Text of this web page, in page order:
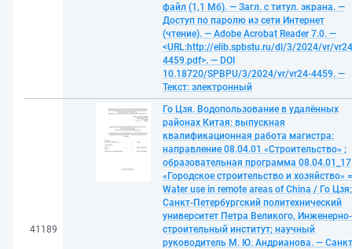
файл (1,1 Мб). — Загл. с титул. экрана. —
Доступ по паролю из сети Интернет
(чтение). — Adobe Acrobat Reader 7.0. —
<URL:http://elib.spbstu.ru/dl/3/2024/vr/
4459.pdf>. — DOI
10.18720/SPBPU/3/2024/vr/vr24-4459. —
Текст: электронный
41189
Го Цзя. Водопользование в удалённых
районах Китая: выпускная
квалификационная работа магистра:
направление 08.04.01 «Строительство» ;
образовательная программа 08.04.01_17
«Городское строительство и хозяйство» =
Water use in remote areas of China / Го Цзя;
Санкт-Петербургский политехнический
университет Петра Великого, Инженерно-
строительный институт; научный
руководитель М. Ю. Андрианова. —